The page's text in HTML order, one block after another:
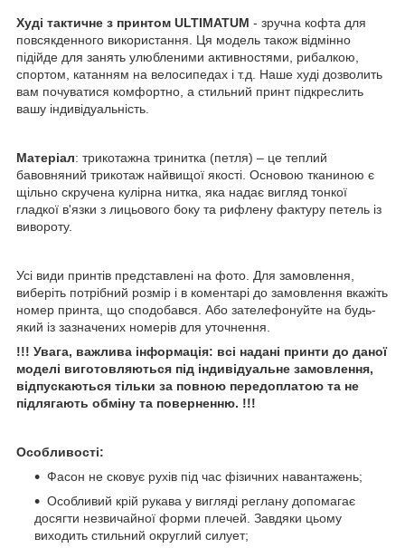
Худі тактичне з принтом ULTIMATUM - зручна кофта для
повсякденного використання. Ця модель також відмінно
підійде для занять улюбленими активностями, рибалкою,
спортом, катанням на велосипедах і т.д. Наше худі дозволить
вам почуватися комфортно, а стильний принт підкреслить
вашу індивідуальність.
Матеріал: трикотажна тринитка (петля) – це теплий
бавовняний трикотаж найвищої якості. Основою тканиною є
щільно скручена кулірна нитка, яка надає вигляд тонкої
гладкої в'язки з лицьового боку та рифлену фактуру петель із
вивороту.
Усі види принтів представлені на фото. Для замовлення,
виберіть потрібний розмір і в коментарі до замовлення вкажіть
номер принта, що сподобався. Або зателефонуйте на будь-
який із зазначених номерів для уточнення.
!!! Увага, важлива інформація: всі надані принти до даної
моделі виготовляються під індивідуальне замовлення,
відпускаються тільки за повною передоплатою та не
підлягають обміну та поверненню. !!!
Особливості:
Фасон не сковує рухів під час фізичних навантажень;
Особливий крій рукава у вигляді реглану допомагає
досягти незвичайної форми плечей. Завдяки цьому
виходить стильний округлий силует;